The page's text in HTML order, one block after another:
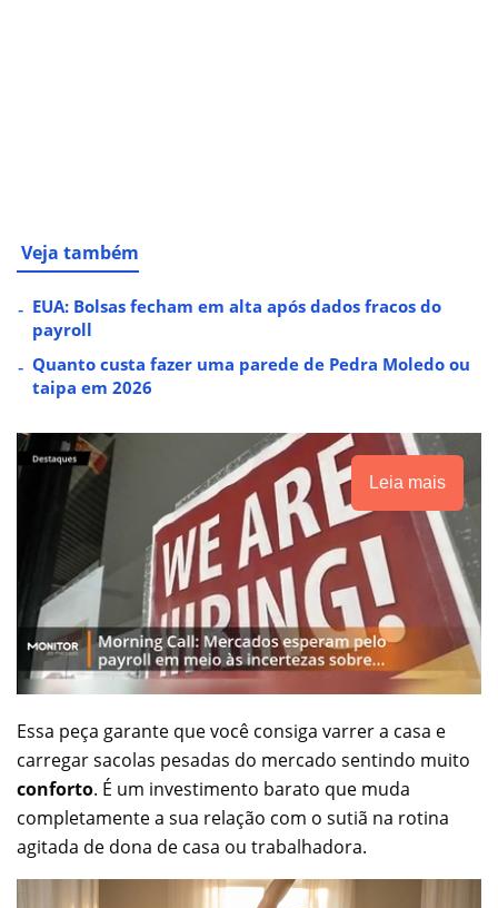
Veja também
EUA: Bolsas fecham em alta após dados fracos do
payroll
Quanto custa fazer uma parede de Pedra Moledo ou
taipa em 2026
Leia mais
Essa peça garante que você consiga varrer a casa e
carregar sacolas pesadas do mercado sentindo muito
conforto. É um investimento barato que muda
completamente a sua relação com o sutiã na rotina
agitada de dona de casa ou trabalhadora.